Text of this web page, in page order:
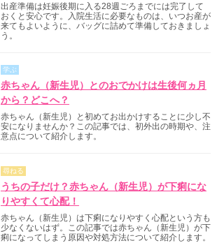
出産準備は妊娠後期に入る28週ごろまでには完了して
おくと安心です。入院生活に必要なものは、いつお産が
来てもよいように、バッグに詰めて準備しておきましょ
う。
学ぶ
赤ちゃん（新生児）とのおでかけは生後何ヵ月
から？どこへ？
赤ちゃん（新生児）と初めてお出かけすることに少し不
安になりませんか？この記事では、初外出の時期や、注
意点について紹介します。
尋ねる
うちの子だけ？赤ちゃん（新生児）が下痢にな
りやすくて心配！
赤ちゃん（新生児）は下痢になりやすく心配という方も
少なくないはず。この記事では赤ちゃん（新生児）が下
痢になってしまう原因や対処方法について紹介します。